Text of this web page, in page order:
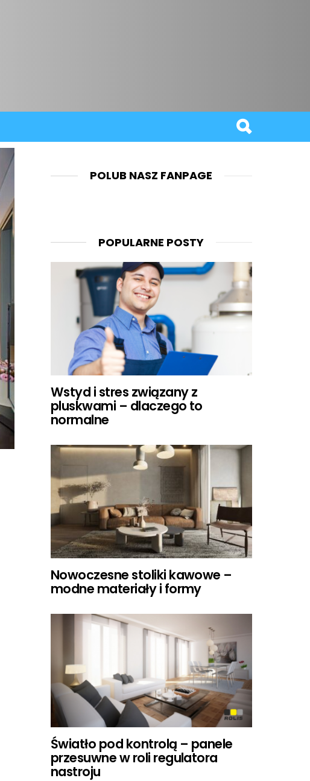
POLUB NASZ FANPAGE
POPULARNE POSTY
Wstyd i stres związany z
pluskwami – dlaczego to
normalne
Nowoczesne stoliki kawowe –
modne materiały i formy
Światło pod kontrolą – panele
przesuwne w roli regulatora
nastroju